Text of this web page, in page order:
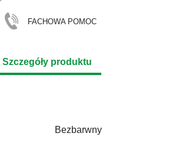
FACHOWA POMOC
Szczegóły produktu
Bezbarwny